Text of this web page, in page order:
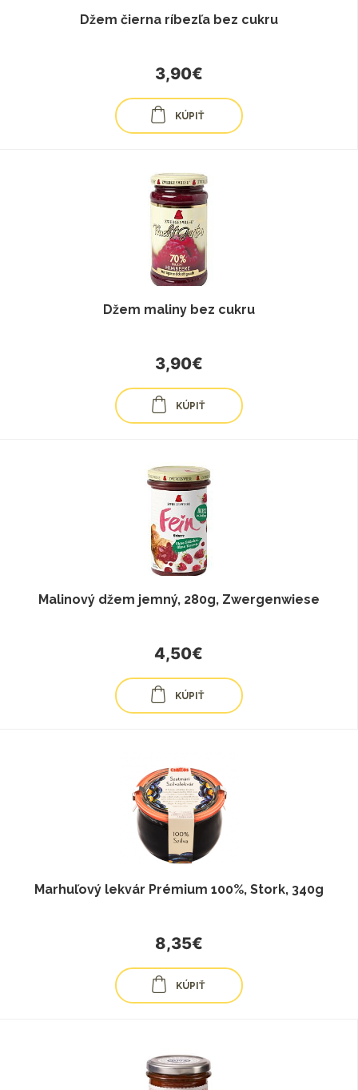
Džem čierna ríbezľa bez cukru
3,90€
KÚPIŤ
Džem maliny bez cukru
3,90€
KÚPIŤ
Malinový džem jemný, 280g, Zwergenwiese
4,50€
KÚPIŤ
Marhuľový lekvár Prémium 100%, Stork, 340g
8,35€
KÚPIŤ